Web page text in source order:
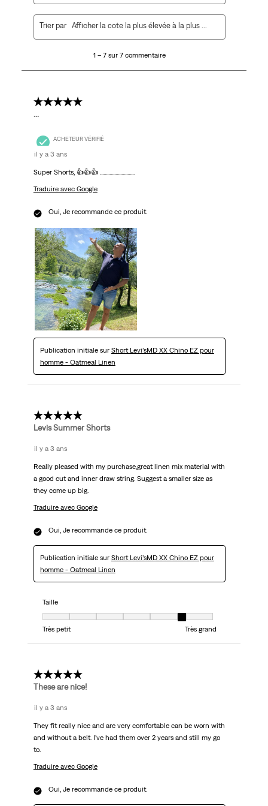
7
1 – 7 sur 7 commentaire
Trier par Afficher la cote la plus élevée à la plus faible
5 étoile(s) sur 5.
...
ACHETEUR VÉRIFIÉ
il y a 3 ans
Super Shorts, 👍👍👍 .............................
Traduire avec Google
Oui, Je recommande ce produit.
Publication initiale sur Short Levi’sMD XX Chino EZ pour
homme - Oatmeal Linen
5 étoile(s) sur 5.
Levis Summer Shorts
il y a 3 ans
Really pleased with my purchase,great linen mix material with
a good cut and inner draw string. Suggest a smaller size as
they come up big.
Traduire avec Google
Oui, Je recommande ce produit.
Publication initiale sur Short Levi’sMD XX Chino EZ pour
homme - Oatmeal Linen
Taille
Taille, 6 sur 7, où 1 est égal à Très petit et 7 est égal à Très grand
Très petit
Très grand
5 étoile(s) sur 5.
These are nice!
il y a 3 ans
They fit really nice and are very comfortable can be worn with
and without a belt. I've had them over 2 years and still my go
to.
Traduire avec Google
Oui, Je recommande ce produit.